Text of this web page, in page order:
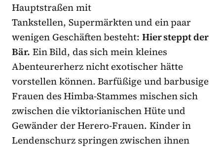
Hauptstraßen mit
Tankstellen, Supermärkten und ein paar
wenigen Geschäften besteht: Hier steppt der
Bär. Ein Bild, das sich mein kleines
Abenteurerherz nicht exotischer hätte
vorstellen können. Barfüßige und barbusige
Frauen des Himba-Stammes mischen sich
zwischen die viktorianischen Hüte und
Gewänder der Herero-Frauen. Kinder in
Lendenschurz springen zwischen ihnen